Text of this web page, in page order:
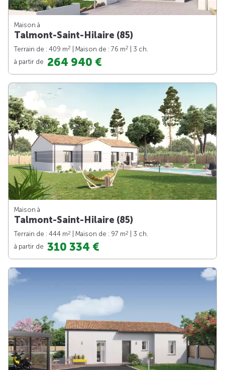
Maison à
Talmont-Saint-Hilaire (85)
Terrain de : 409 m2 | Maison de : 76 m2
| 3 ch.
à partir de 264 940 €
Maison à
Talmont-Saint-Hilaire (85)
Terrain de : 444 m2 | Maison de : 97 m2
| 3 ch.
à partir de 310 334 €